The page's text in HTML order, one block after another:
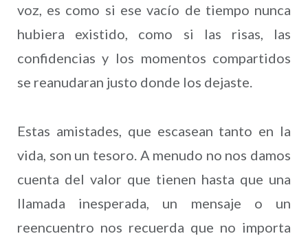
voz, es como si ese vacío de tiempo nunca
hubiera existido, como si las risas, las
confidencias y los momentos compartidos
se reanudaran justo donde los dejaste.
Estas amistades, que escasean tanto en la
vida, son un tesoro. A menudo no nos damos
cuenta del valor que tienen hasta que una
llamada inesperada, un mensaje o un
reencuentro nos recuerda que no importa